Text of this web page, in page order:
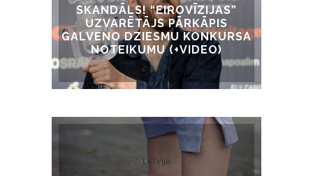
SKANDĀLS! “EIROVĪZIJAS”
UZVARĒTĀJS PĀRKĀPIS
GALVENO DZIESMU KONKURSA
NOTEIKUMU (+VIDEO)
LATVIJĀ